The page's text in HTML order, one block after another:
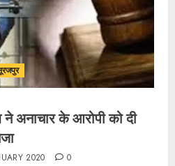
ने अनाचार के आरोपी को दी
2020 0